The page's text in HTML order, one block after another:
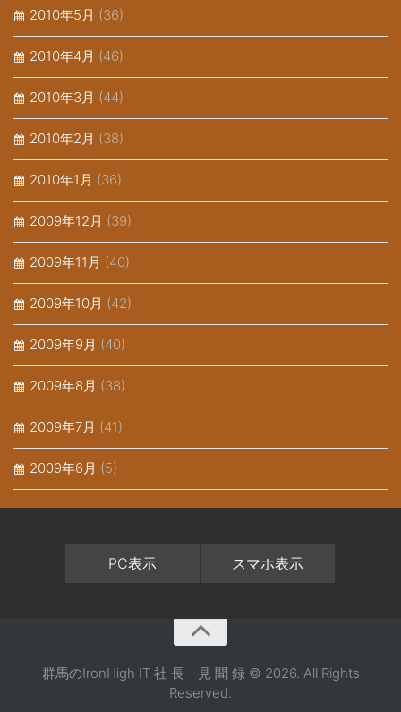
2010年5月 (36)
2010年4月 (46)
2010年3月 (44)
2010年2月 (38)
2010年1月 (36)
2009年12月 (39)
2009年11月 (40)
2009年10月 (42)
2009年9月 (40)
2009年8月 (38)
2009年7月 (41)
2009年6月 (5)
PC表示 スマホ表示
群馬のIronHigh IT 社 長 見 聞 録 © 2026. All Rights
Reserved.